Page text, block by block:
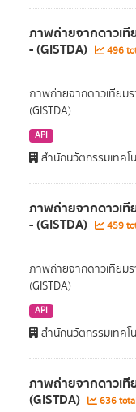
ภาพถ่ายจากดาวเที
- (GISTDA) 496
ภาพถ่ายจากดาวเทียม
(GISTDA)
API
สำนักนวัตกรรมเทคโ
ภาพถ่ายจากดาวเที
- (GISTDA) 459
ภาพถ่ายจากดาวเทียม
(GISTDA)
API
สำนักนวัตกรรมเทคโ
ภาพถ่ายจากดาวเที
(GISTDA) 636